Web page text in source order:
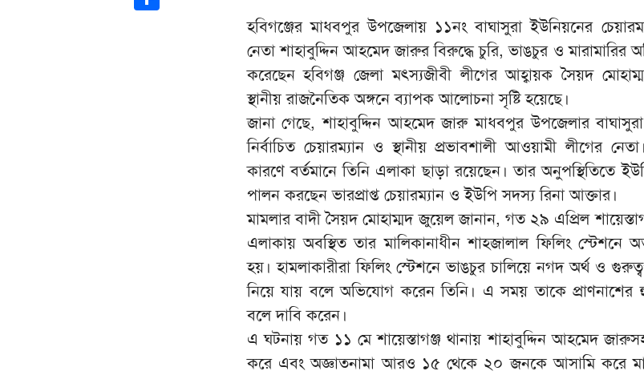
হবিগঞ্জের মাধবপুর উপজেলায় ১১নং বাঘাসুরা ইউনিয়নের
নেতা শাহাবুদ্দিন আহমেদ জারুর বিরুদ্ধে চুরি, ভাঙচুর ও মারামারির
করেছেন হবিগঞ্জ জেলা মৎস্যজীবী লীগের আহ্বায়ক সৈয়দ
স্থানীয় রাজনৈতিক অঙ্গনে ব্যাপক আলোচনা সৃষ্টি হয়েছে।
জানা গেছে, শাহাবুদ্দিন আহমেদ জারু মাধবপুর উপজেলার
নির্বাচিত চেয়ারম্যান ও স্থানীয় প্রভাবশালী আওয়ামী লীগের
কারণে বর্তমানে তিনি এলাকা ছাড়া রয়েছেন। তার অনুপস্থিতিতে
পালন করছেন ভারপ্রাপ্ত চেয়ারম্যান ও ইউপি সদস্য রিনা আক্তার।
মামলার বাদী সৈয়দ মোহাম্মদ জুয়েল জানান, গত ২৯ এপ্রিল
এলাকায় অবস্থিত তার মালিকানাধীন শাহজালাল ফিলিং স্টেশনে
হয়। হামলাকারীরা ফিলিং স্টেশনে ভাঙচুর চালিয়ে নগদ অর্থ ও
নিয়ে যায় বলে অভিযোগ করেন তিনি। এ সময় তাকে প্রাণনাশের
বলে দাবি করেন।
এ ঘটনায় গত ১১ মে শায়েস্তাগঞ্জ থানায় শাহাবুদ্দিন আহমেদ
করে এবং অজ্ঞাতনামা আরও ১৫ থেকে ২০ জনকে আসামি করে